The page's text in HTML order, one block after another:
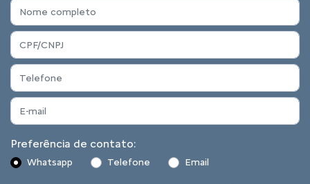
Preferência de contato:
Whatsapp Telefone Email